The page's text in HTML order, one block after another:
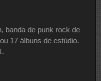
banda de punk rock de
17 álbuns de estúdio.